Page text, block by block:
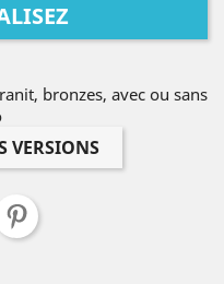
bronzes, avec ou sans
VERSIONS